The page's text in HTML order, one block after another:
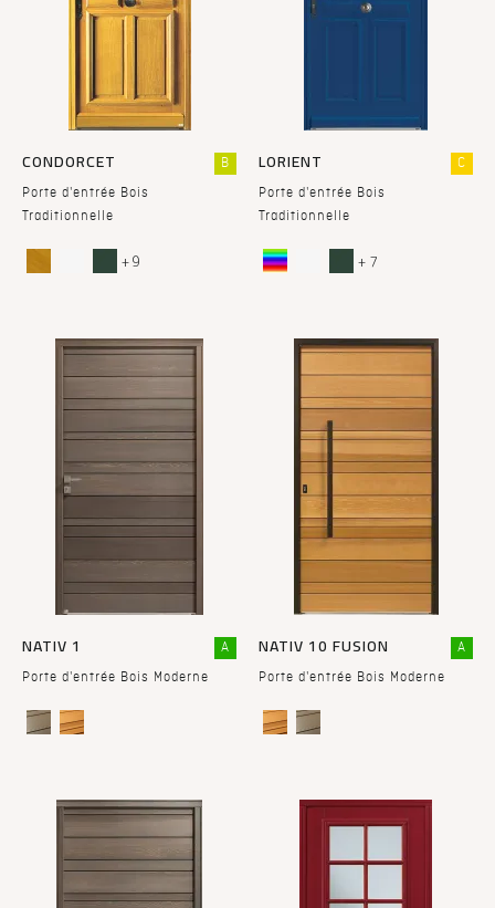
CONDORCET
Porte d'entrée Bois
Traditionnelle
B
+ 9
LORIENT
Porte d'entrée Bois
Traditionnelle
C
+ 7
NATIV 1
Porte d'entrée Bois Moderne
A NATIV 10 FUSION
Porte d'entrée Bois Moderne
A